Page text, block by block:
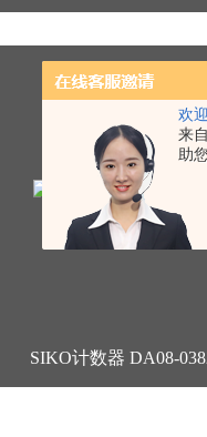
欢
来
助
SIKO计数器 DA08-